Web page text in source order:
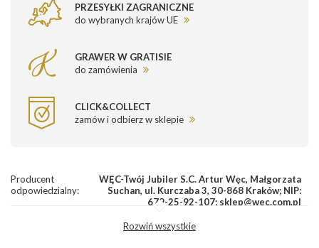
PRZESYŁKI ZAGRANICZNE
do wybranych krajów UE
GRAWER W GRATISIE
do zamówienia
CLICK&COLLECT
zamów i odbierz w sklepie
Producent
odpowiedzialny:
WĘC-Twój Jubiler S.C. Artur Węc, Małgorzata
Suchan, ul. Kurczaba 3, 30-868 Kraków; NIP:
679-25-92-107; sklep@wec.com.pl
Elementy w wyrobie wykonane z białego złota
Rozwiń wszystkie